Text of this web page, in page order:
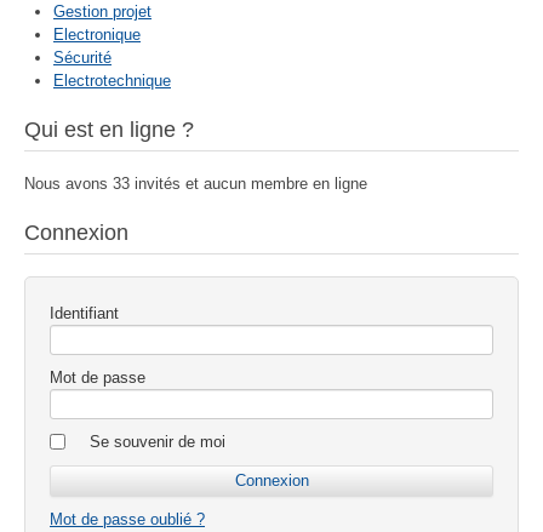
Gestion projet
Electronique
Sécurité
Electrotechnique
Qui est en ligne ?
Nous avons 33 invités et aucun membre en ligne
Connexion
Identifiant
Mot de passe
Se souvenir de moi
Mot de passe oublié ?